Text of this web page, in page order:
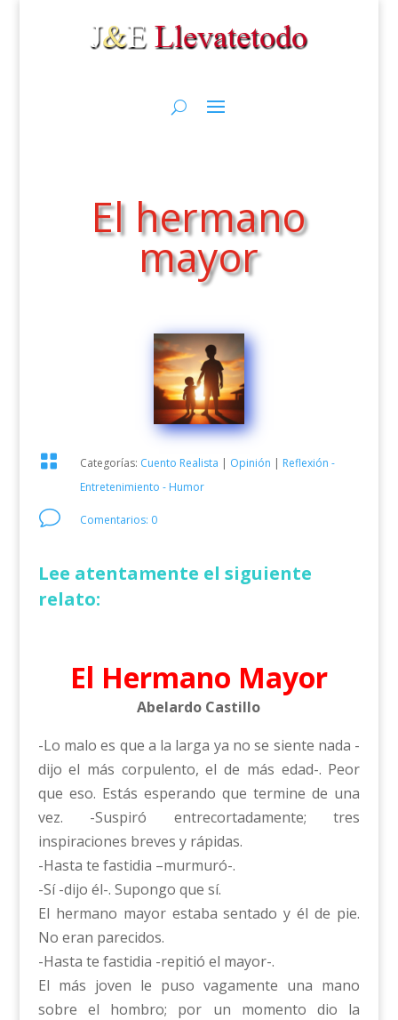
El hermano
mayor
 Categorías: Cuento Realista | Opinión | Reflexión -
Entretenimiento - Humor
v Comentarios: 0
Lee atentamente el siguiente
relato:
El Hermano Mayor
Abelardo Castillo
-Lo malo es que a la larga ya no se siente nada -
dijo el más corpulento, el de más edad-. Peor
que eso. Estás esperando que termine de una
vez. -Suspiró entrecortadamente; tres
inspiraciones breves y rápidas.
-Hasta te fastidia –murmuró-.
-Sí -dijo él-. Supongo que sí.
El hermano mayor estaba sentado y él de pie.
No eran parecidos.
-Hasta te fastidia -repitió el mayor-.
El más joven le puso vagamente una mano
sobre el hombro; por un momento dio la